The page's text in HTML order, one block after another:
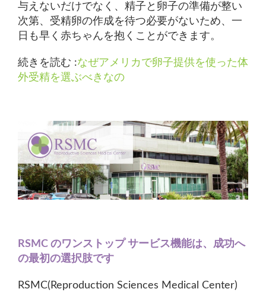
与えないだけでなく、精子と卵子の準備が整い
次第、受精卵の作成を待つ必要がないため、一
日も早く赤ちゃんを抱くことができます。
続きを読む :なぜアメリカで卵子提供を使った体
外受精を選ぶべきなの
RSMC のワンストップ サービス機能は、成功へ
の最初の選択肢です
RSMC(Reproduction Sciences Medical Center)